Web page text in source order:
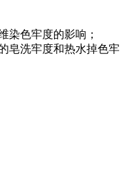
染色牢度的影响；
皂洗牢度和热水掉色牢